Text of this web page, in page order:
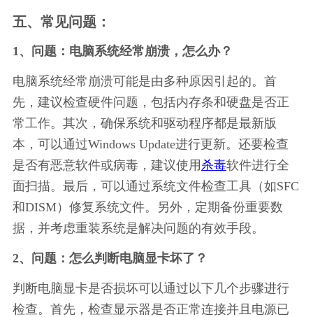
五、常见问题：
1、问题：电脑系统经常崩溃，怎么办？
电脑系统经常崩溃可能是由多种原因引起的。首
先，建议检查硬件问题，包括内存条和硬盘是否正
常工作。其次，确保系统和驱动程序都是最新版
本，可以通过Windows Update进行更新。还要检查
是否有恶意软件或病毒，建议使用 杀毒软件进行全
面扫描。最后，可以通过系统文件检查工具（如SFC
和DISM）修复系统文件。另外，定期备份重要数
据，并考虑重装系统是解决问题的有效手段。
2、问题：怎么判断电脑显卡坏了？
判断电脑显卡是否损坏可以通过以下几个步骤进行
检查。首先，检查显示器是否正常连接并且电源已